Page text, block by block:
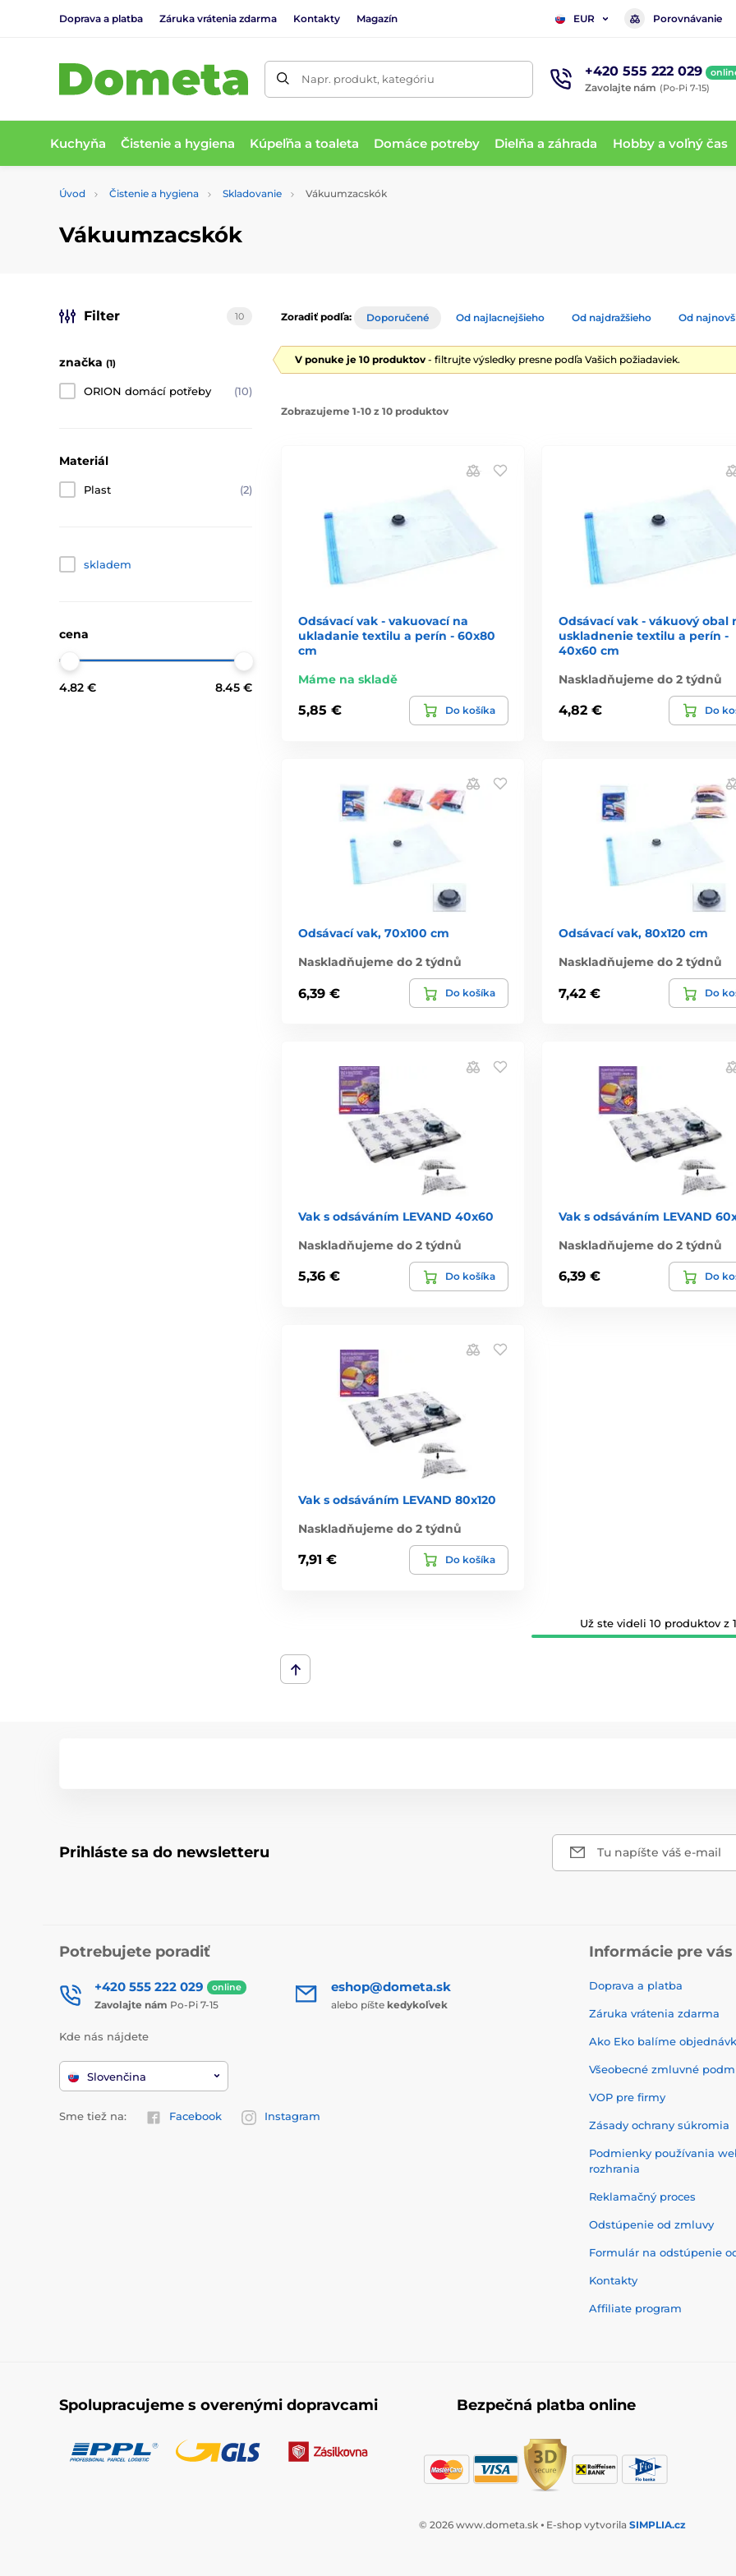
Doprava a platba Záruka vrátenia zdarma Kontakty Magazín EUR Porovnávanie
Napr. produkt, kategóriu +420 555 222 029
Zavolajte nám (Po-Pi 7-15)
Kuchyňa Čistenie a hygiena Kúpeľňa a toaleta Domáce potreby Dielňa a záhrada Hobby a voľný čas
Úvod Čistenie a hygiena Skladovanie Vákuumzacskók
Vákuumzacskók
Filter 10
značka (1)
ORION domácí potřeby (10)
Materiál
Plast (2)
skladem
cena
4.82 € 8.45 €
Zoradiť podľa: Doporučené Od najlacnejšieho Od najdražšieho Od
V ponuke je 10 produktov - filtrujte výsledky presne podľa Vašich požiadaviek.
Zobrazujeme 1-10 z 10 produktov
Odsávací vak - vakuovací na
ukladanie textilu a perín - 60x80
cm
Máme na skladě
5,85 € Do košíka
Odsávací vak - vákuový obal
uskladnenie textilu a perín -
40x60 cm
Naskladňujeme do 2 týdnů
4,82 € Do
Odsávací vak, 70x100 cm
Naskladňujeme do 2 týdnů
6,39 € Do košíka
Odsávací vak, 80x120 cm
Naskladňujeme do 2 týdnů
7,42 € Do
Vak s odsáváním LEVAND 40x60
Naskladňujeme do 2 týdnů
5,36 € Do košíka
Vak s odsáváním LEVAND
Naskladňujeme do 2 týdnů
6,39 € Do
Vak s odsáváním LEVAND 80x120
Naskladňujeme do 2 týdnů
7,91 € Do košíka
Už ste videli 10 produktov z
Prihláste sa do newsletteru Tu napíšte váš e-mail
Potrebujete poradiť
+420 555 222 029 online
Zavolajte nám Po-Pi 7-15
eshop@dometa.sk
alebo píšte kedykoľvek
Kde nás nájdete
Slovenčina
Sme tiež na: Facebook Instagram
Informácie pre vás
Doprava a platba
Záruka vrátenia zdarma
Ako Eko balíme
Všeobecné zmluvné
VOP pre firmy
Zásady ochrany súkromia
Podmienky používania
rozhrania
Reklamačný proces
Odstúpenie od zmluvy
Formulár na odstúpenie
Kontakty
Affiliate program
Spolupracujeme s overenými dopravcami Bezpečná platba online
© 2026 www.dometa.sk ⦁ E-shop vytvorila SIMPLIA.cz